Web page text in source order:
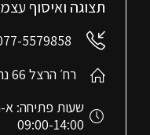
תצוגה ואיסוף
5579858
רח׳ הרצל 66 נהריה
09:00-14:00